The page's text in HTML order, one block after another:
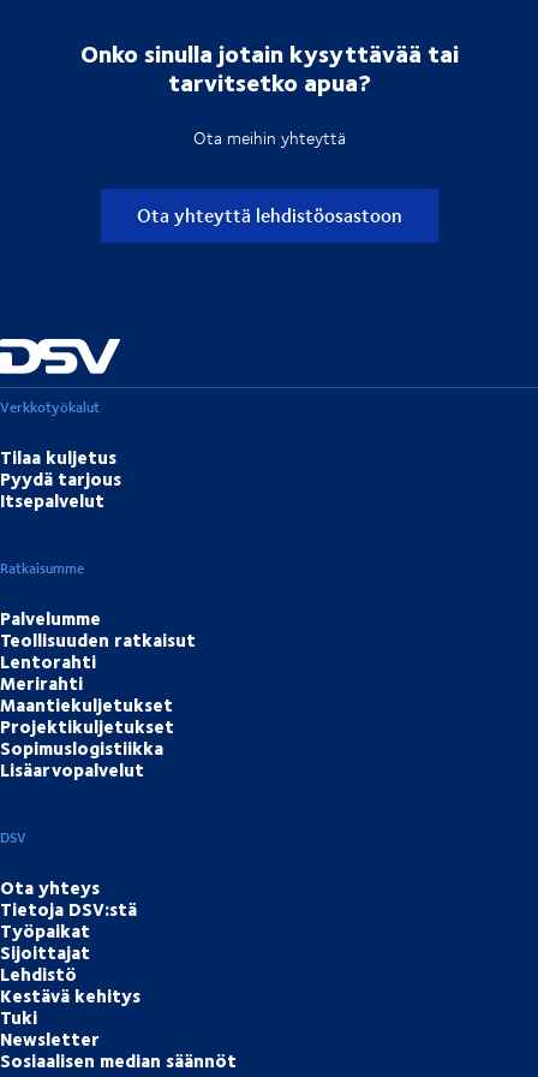
Onko sinulla jotain kysyttävää tai
tarvitsetko apua?
Ota meihin yhteyttä
Ota yhteyttä lehdistöosastoon
Verkkotyökalut
Tilaa kuljetus
Pyydä tarjous
Itsepalvelut
Ratkaisumme
Palvelumme
Teollisuuden ratkaisut
Lentorahti
Merirahti
Maantiekuljetukset
Projektikuljetukset
Sopimuslogistiikka
Lisäarvopalvelut
DSV
Ota yhteys
Tietoja DSV:stä
Työpaikat
Sijoittajat
Lehdistö
Kestävä kehitys
Tuki
Newsletter
Sosiaalisen median säännöt